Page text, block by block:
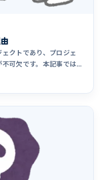
クトであり、プロジェ
可欠です。本記事では
テム開発が失敗する事